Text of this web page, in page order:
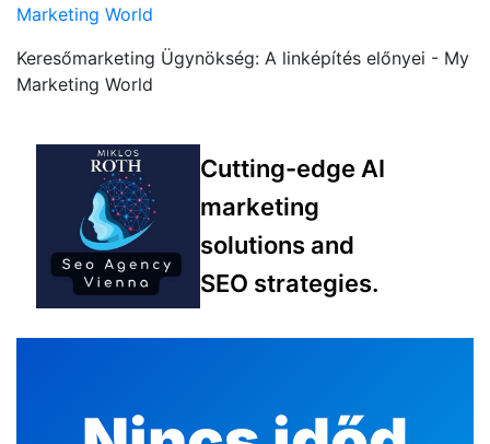
Marketing World
Keresőmarketing Ügynökség: A linképítés előnyei - My
Marketing World